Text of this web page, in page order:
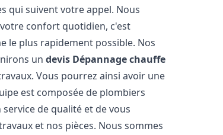
qui suivent votre appel. Nous
confort quotidien, c'est
le plus rapidement possible. Nos
undevis Dépannage chauffe
Vous pourrez ainsi avoir une
est composée de plombiers
de qualité et de vous
et nos pièces. Nous sommes